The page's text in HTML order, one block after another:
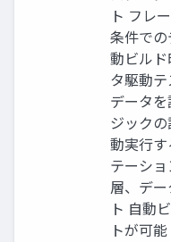
ト フレ
条件で
動ビル
タ駆動
データ
ジック
動実行
テーシ
層、デ
ト 自動
トが可能